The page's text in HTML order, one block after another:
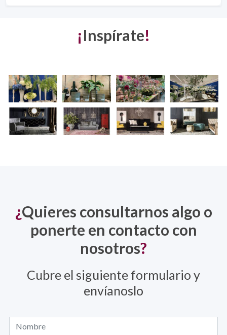
¡Inspírate!
¿Quieres consultarnos algo o
ponerte en contacto con
nosotros?
Cubre el siguiente formulario y
envíanoslo